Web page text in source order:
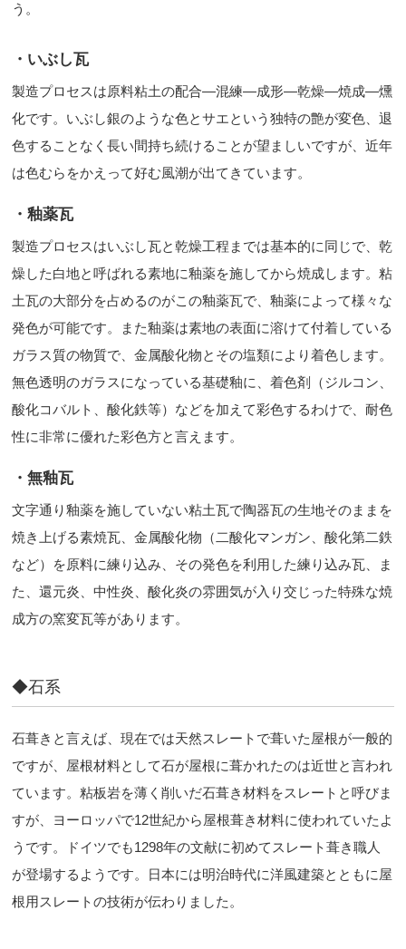
う。
・いぶし瓦
製造プロセスは原料粘土の配合―混練―成形―乾燥―焼成―燻
化です。いぶし銀のような色とサエという独特の艶が変色、退
色することなく長い間持ち続けることが望ましいですが、近年
は色むらをかえって好む風潮が出てきています。
・釉薬瓦
製造プロセスはいぶし瓦と乾燥工程までは基本的に同じで、乾
燥した白地と呼ばれる素地に釉薬を施してから焼成します。粘
土瓦の大部分を占めるのがこの釉薬瓦で、釉薬によって様々な
発色が可能です。また釉薬は素地の表面に溶けて付着している
ガラス質の物質で、金属酸化物とその塩類により着色します。
無色透明のガラスになっている基礎釉に、着色剤（ジルコン、
酸化コバルト、酸化鉄等）などを加えて彩色するわけで、耐色
性に非常に優れた彩色方と言えます。
・無釉瓦
文字通り釉薬を施していない粘土瓦で陶器瓦の生地そのままを
焼き上げる素焼瓦、金属酸化物（二酸化マンガン、酸化第二鉄
など）を原料に練り込み、その発色を利用した練り込み瓦、ま
た、還元炎、中性炎、酸化炎の雰囲気が入り交じった特殊な焼
成方の窯変瓦等があります。
◆石系
石葺きと言えば、現在では天然スレートで葺いた屋根が一般的
ですが、屋根材料として石が屋根に葺かれたのは近世と言われ
ています。粘板岩を薄く削いだ石葺き材料をスレートと呼びま
すが、ヨーロッパで12世紀から屋根葺き材料に使われていたよ
うです。ドイツでも1298年の文献に初めてスレート葺き職人
が登場するようです。日本には明治時代に洋風建築とともに屋
根用スレートの技術が伝わりました。